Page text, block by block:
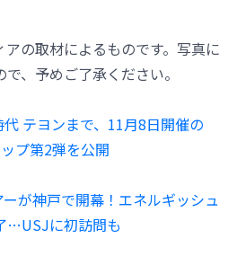
の取材によるものです。写真に
、予めご了承ください。
代 テヨンまで、11月8日開催の
プ第2弾を公開
ーが神戸で開幕！エネルギッシュ
…USJに初訪問も